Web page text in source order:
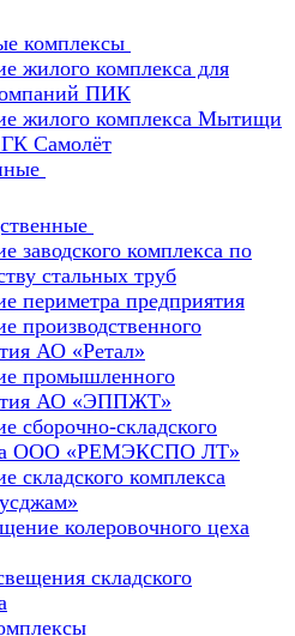
комплексы
жилого комплекса для
ПИК
жилого комплекса Мытищи
Самолёт
заводского комплекса по
стальных труб
периметра предприятия
производственного
АО «Ретал»
промышленного
АО «ЭППЖТ»
сборочно-складского
ООО «РЕМЭКСПО ЛТ»
складского комплекса
колеровочного цеха
складского